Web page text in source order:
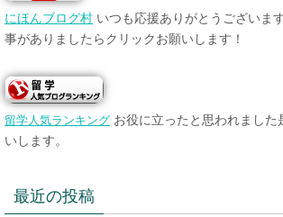
にほんブログ村 いつも応援ありがとうございま
事がありましたらクリックお願いします！
留学人気ランキング お役に立ったと思われまし
いします。
最近の投稿